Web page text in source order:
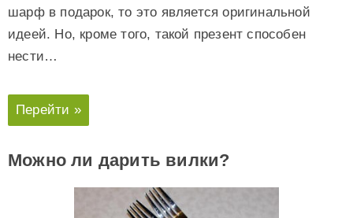
шарф в подарок, то это является оригинальной
идеей. Но, кроме того, такой презент способен
нести…
Перейти »
Можно ли дарить вилки?